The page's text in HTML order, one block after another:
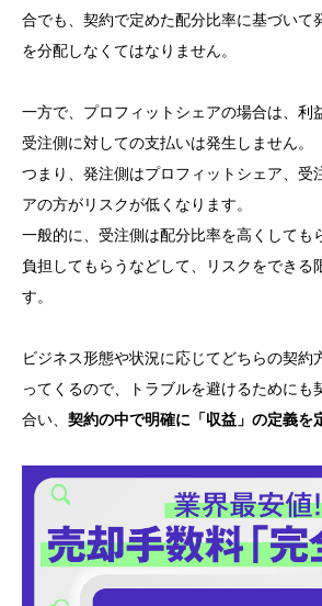
合でも、契約で定めた配分比率に基づいて
を分配しなくてはなりません。
一方で、プロフィットシェアの場合は、利
受注側に対しての支払いは発生しません。
つまり、発注側はプロフィットシェア、受
アの方がリスクが低くなります。
一般的に、受注側は配分比率を高くしても
負担してもらうなどして、リスクをできる
す。
ビジネス形態や状況に応じてどちらの契約
ってくるので、トラブルを避けるためにも
合い、 契約の中で明確に「収益」の定義を